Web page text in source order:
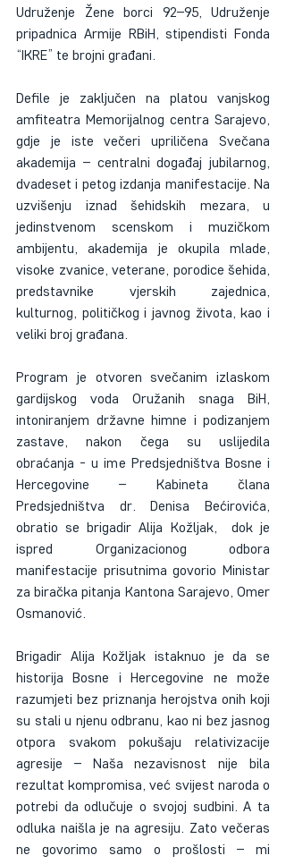
Udruženje Žene borci 92–95, Udruženje
pripadnica Armije RBiH, stipendisti Fonda
“IKRE” te brojni građani.
Defile je zaključen na platou vanjskog
amfiteatra Memorijalnog centra Sarajevo,
gdje je iste večeri upriličena Svečana
akademija – centralni događaj jubilarnog,
dvadeset i petog izdanja manifestacije. Na
uzvišenju iznad šehidskih mezara, u
jedinstvenom scenskom i muzičkom
ambijentu, akademija je okupila mlade,
visoke zvanice, veterane, porodice šehida,
predstavnike vjerskih zajednica,
kulturnog, političkog i javnog života, kao i
veliki broj građana.
Program je otvoren svečanim izlaskom
gardijskog voda Oružanih snaga BiH,
intoniranjem državne himne i podizanjem
zastave, nakon čega su uslijedila
obraćanja - u ime Predsjedništva Bosne i
Hercegovine – Kabineta člana
Predsjedništva dr. Denisa Bećirovića,
obratio se brigadir Alija Kožljak,  dok je
ispred Organizacionog odbora
manifestacije prisutnima govorio Ministar
za biračka pitanja Kantona Sarajevo, Omer
Osmanović.
Brigadir Alija Kožljak istaknuo je da se
historija Bosne i Hercegovine ne može
razumjeti bez priznanja herojstva onih koji
su stali u njenu odbranu, kao ni bez jasnog
otpora svakom pokušaju relativizacije
agresije – Naša nezavisnost nije bila
rezultat kompromisa, već svijest naroda o
potrebi da odlučuje o svojoj sudbini. A ta
odluka naišla je na agresiju. Zato večeras
ne govorimo samo o prošlosti – mi